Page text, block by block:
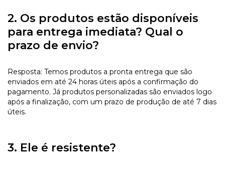
2. Os produtos estão disponíveis
para entrega imediata? Qual o
prazo de envio?
Resposta: Temos produtos a pronta entrega que são
enviados em até 24 horas úteis após a confirmação do
pagamento. Já produtos personalizadas são enviados logo
após a finalização, com um prazo de produção de até 7 dias
úteis.
3. Ele é resistente?